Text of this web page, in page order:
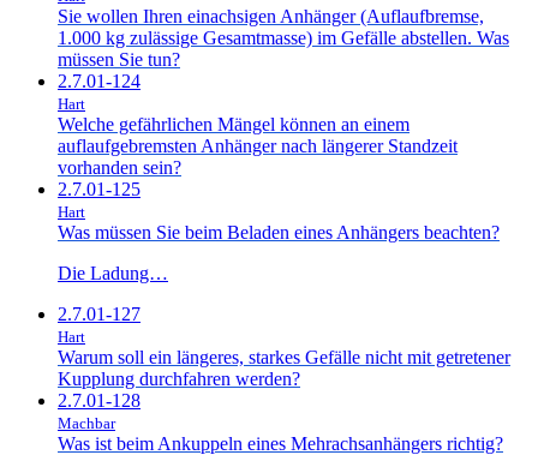
Sie wollen Ihren einachsigen Anhänger (Auflaufbremse,
1.000 kg zulässige Gesamtmasse) im Gefälle abstellen. Was
müssen Sie tun?
2.7.01-124
Hart
Welche gefährlichen Mängel können an einem
auflaufgebremsten Anhänger nach längerer Standzeit
vorhanden sein?
2.7.01-125
Hart
Was müssen Sie beim Beladen eines Anhängers beachten?
Die Ladung…
2.7.01-127
Hart
Warum soll ein längeres, starkes Gefälle nicht mit getretener
Kupplung durchfahren werden?
2.7.01-128
Machbar
Was ist beim Ankuppeln eines Mehrachsanhängers richtig?